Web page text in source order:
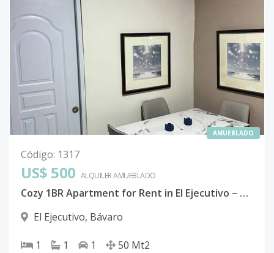
AMUEBLADO
Código: 1317
US$ 500 ALQUILERAMUEBLADO
Cozy 1BR Apartment for Rent in El Ejecutivo – Move-In Ready
El Ejecutivo, Bávaro
1 1 1 50 Mt2